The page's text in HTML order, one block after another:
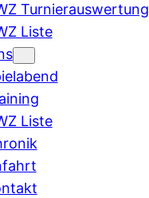
Turnierauswertung
Liste
Liste